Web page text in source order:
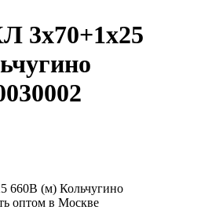
3х70+1х25